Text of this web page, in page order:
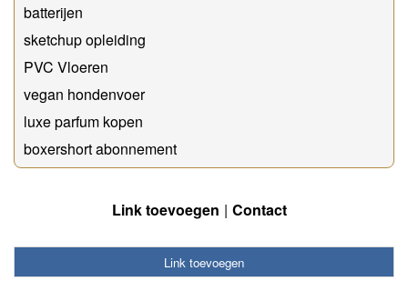
batterijen
sketchup opleiding
PVC Vloeren
vegan hondenvoer
luxe parfum kopen
boxershort abonnement
Link toevoegen Contact
Link toevoegen